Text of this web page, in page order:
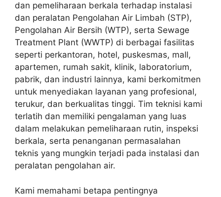
dan pemeliharaan berkala terhadap instalasi
dan peralatan Pengolahan Air Limbah (STP),
Pengolahan Air Bersih (WTP), serta Sewage
Treatment Plant (WWTP) di berbagai fasilitas
seperti perkantoran, hotel, puskesmas, mall,
apartemen, rumah sakit, klinik, laboratorium,
pabrik, dan industri lainnya, kami berkomitmen
untuk menyediakan layanan yang profesional,
terukur, dan berkualitas tinggi. Tim teknisi kami
terlatih dan memiliki pengalaman yang luas
dalam melakukan pemeliharaan rutin, inspeksi
berkala, serta penanganan permasalahan
teknis yang mungkin terjadi pada instalasi dan
peralatan pengolahan air.
Kami memahami betapa pentingnya